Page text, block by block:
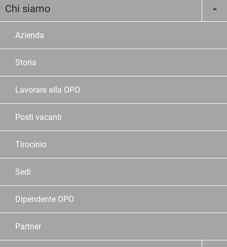
Chi siamo
Azienda
Storia
Lavorare alla OPO
Posti vacanti
Tirocinio
Sedi
Dipendente OPO
Partner